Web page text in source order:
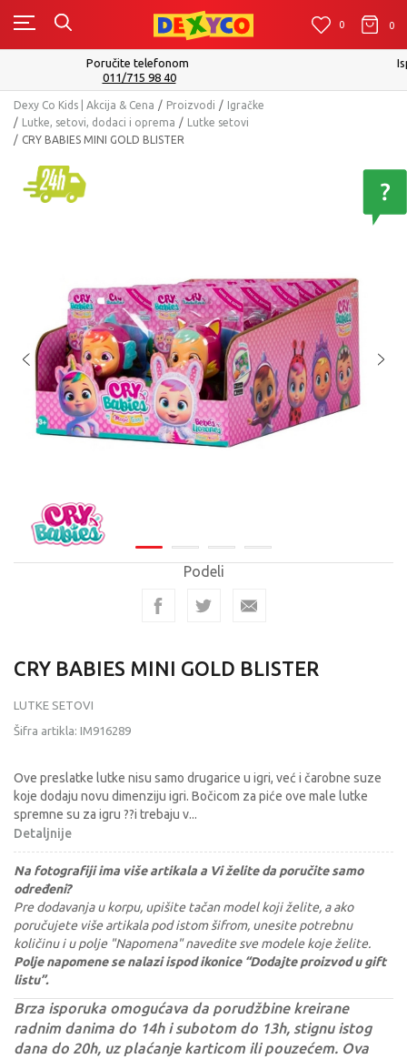
0 0 0
Isporuku možete očekivati u roku od 2 do 4 radna dana!
Dexy Co Kids | Akcija & Cena Proizvodi
Igračke
Lutke, setovi, dodaci i oprema
Lutke setovi
CRY BABIES MINI GOLD BLISTER
Podeli
CRY BABIES MINI GOLD BLISTER
LUTKE SETOVI
Šifra artikla: IM916289
Ove preslatke lutke nisu samo drugarice u igri, već i čarobne suze
koje dodaju novu dimenziju igri. Bočicom za piće ove male lutke
spremne su za igru ??i trebaju v...
Detaljnije
Na fotografiji ima više artikala a Vi želite da poručite samo
određeni?
Pre dodavanja u korpu, upišite tačan model koji želite, a ako
poručujete više artikala pod istom šifrom, unesite potrebnu
količinu i u polje "Napomena" navedite sve modele koje želite.
Polje napomene se nalazi ispod ikonice “Dodajte proizvod u gift
listu”.
Brza isporuka omogućava da porudžbine kreirane
radnim danima do 14h i subotom do 13h, stignu istog
dana do 20h, uz plaćanje karticom ili pouzećem. Ova